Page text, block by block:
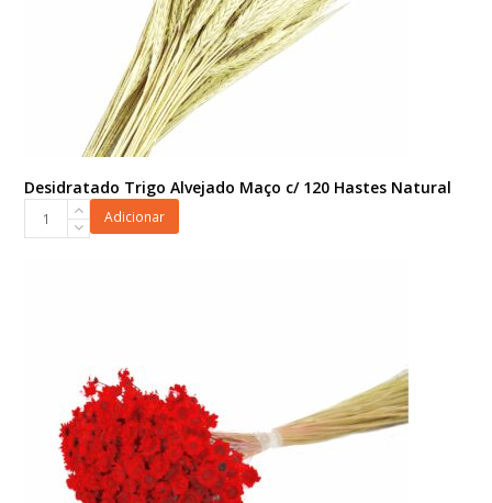
Desidratado Trigo Alvejado Maço c/ 120 Hastes Natural
Desidratado
quantidade
Adicionar